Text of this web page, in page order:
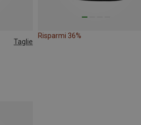
Taglie
Risparmi 36%